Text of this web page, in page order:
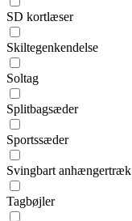
SD kortlæser
Skiltegenkendelse
Soltag
Splitbagsæder
Sportssæder
Svingbart anhængertræk
Tagbøjler